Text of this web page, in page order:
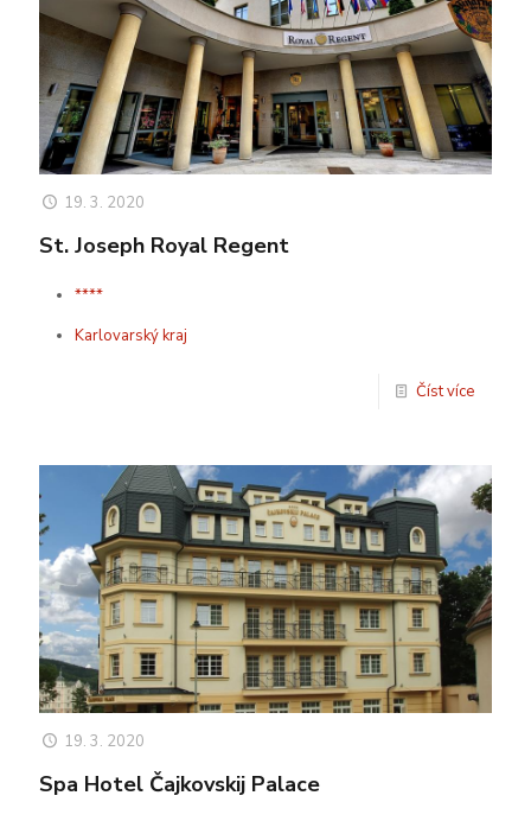
19. 3. 2020
St. Joseph Royal Regent
****
Karlovarský kraj
Číst více
19. 3. 2020
Spa Hotel Čajkovskij Palace